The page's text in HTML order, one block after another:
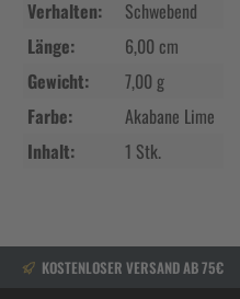
Verhalten:
Schwebend
Länge:
6,00 cm
Gewicht:
7,00 g
Farbe:
Akabane Lime
Inhalt:
1 Stk.
KOSTENLOSER VERSAND AB 75€